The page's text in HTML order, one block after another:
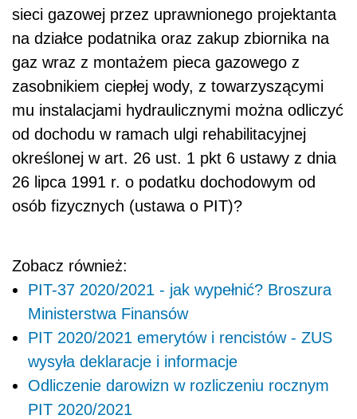
sieci gazowej przez uprawnionego projektanta
na działce podatnika oraz zakup zbiornika na
gaz wraz z montażem pieca gazowego z
zasobnikiem ciepłej wody, z towarzyszącymi
mu instalacjami hydraulicznymi można odliczyć
od dochodu w ramach ulgi rehabilitacyjnej
określonej w art. 26 ust. 1 pkt 6 ustawy z dnia
26 lipca 1991 r. o podatku dochodowym od
osób fizycznych (ustawa o PIT)?
Zobacz również:
PIT-37 2020/2021 - jak wypełnić? Broszura
Ministerstwa Finansów
PIT 2020/2021 emerytów i rencistów - ZUS
wysyła deklaracje i informacje
Odliczenie darowizn w rozliczeniu rocznym
PIT 2020/2021